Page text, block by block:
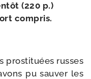
(220 p.)
compris.
pros­ti­tuées russes
pu sau­ver les